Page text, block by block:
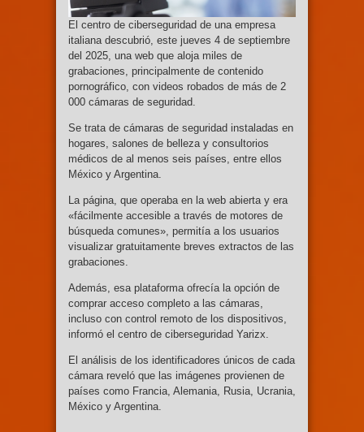
El centro de ciberseguridad de una empresa
italiana descubrió, este jueves 4 de septiembre
del 2025, una web que aloja miles de
grabaciones, principalmente de contenido
pornográfico, con videos robados de más de 2
000 cámaras de seguridad.
Se trata de cámaras de seguridad instaladas en
hogares, salones de belleza y consultorios
médicos de al menos seis países, entre ellos
México y Argentina.
La página, que operaba en la web abierta y era
«fácilmente accesible a través de motores de
búsqueda comunes», permitía a los usuarios
visualizar gratuitamente breves extractos de las
grabaciones.
Además, esa plataforma ofrecía la opción de
comprar acceso completo a las cámaras,
incluso con control remoto de los dispositivos,
informó el centro de ciberseguridad Yarizx.
El análisis de los identificadores únicos de cada
cámara reveló que las imágenes provienen de
países como Francia, Alemania, Rusia, Ucrania,
México y Argentina.